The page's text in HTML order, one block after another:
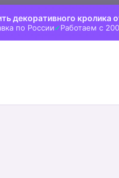
декоративного
по России Работаем с